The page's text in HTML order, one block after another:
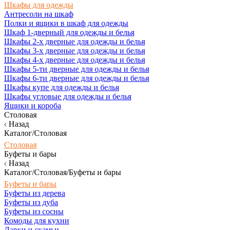
Шкафы для одежды
Антресоли на шкаф
Полки и ящики в шкаф для одежды
Шкаф 1-дверный для одежды и белья
Шкафы 2-х дверные для одежды и белья
Шкафы 3-х дверные для одежды и белья
Шкафы 4-х дверные для одежды и белья
Шкафы 5-ти дверные для одежды и белья
Шкафы 6-ти дверные для одежды и белья
Шкафы купе для одежды и белья
Шкафы угловые для одежды и белья
Ящики и короба
Столовая
Назад
Каталог/Столовая
Столовая
Буфеты и бары
Назад
Каталог/Столовая/Буфеты и бары
Буфеты и бары
Буфеты из дерева
Буфеты из дуба
Буфеты из сосны
Комоды для кухни